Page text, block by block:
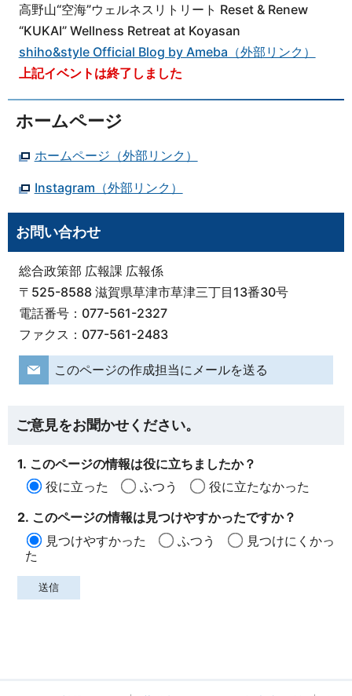
高野山“空海”ウェルネスリトリート Reset & Renew
“KUKAI” Wellness Retreat at Koyasan
shiho&style Official Blog by Ameba（外部リンク）
上記イベントは終了しました
ホームページ
ホームページ（外部リンク）
Instagram（外部リンク）
お問い合わせ
総合政策部 広報課 広報係
〒525-8588 滋賀県草津市草津三丁目13番30号
電話番号：077-561-2327
ファクス：077-561-2483
このページの作成担当にメールを送る
ご意見をお聞かせください。
1. このページの情報は役に立ちましたか？
役に立った
ふつう
役に立たなかった
2. このページの情報は見つけやすかったですか？
見つけやすかった
ふつう
見つけにくかっ
た